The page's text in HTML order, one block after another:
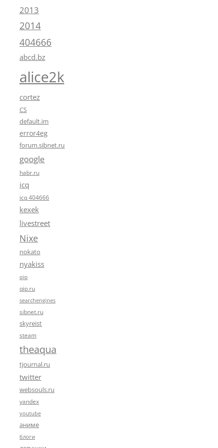
2013
2014
404666
abcd.bz
alice2k
cortez
CS
default.im
error4eg
forum.sibnet.ru
google
habr.ru
icq
icq 404666
kexek
livestreet
Nixe
nokato
nyakiss
qip
qip.ru
searchengines
sibnet.ru
skyreist
steam
theaqua
tjournal.ru
twitter
websouls.ru
yandex
youtube
аниме
блоги